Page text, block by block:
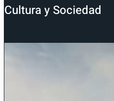
Cultura y Sociedad